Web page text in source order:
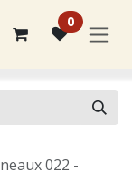
0
022 -